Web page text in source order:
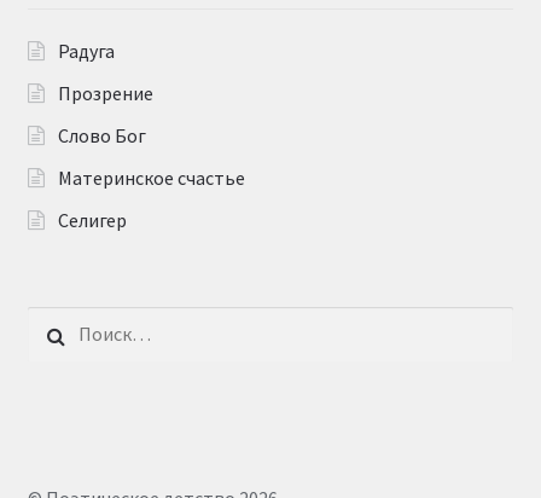
Радуга
Прозрение
Слово Бог
Материнское счастье
Селигер
Найти: